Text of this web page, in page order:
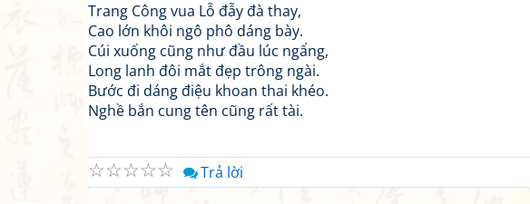
Trang Công vua Lỗ đẫy đà thay,
Cao lớn khôi ngô phô dáng bày.
Cúi xuống cũng như đầu lúc ngẩng,
Long lanh đôi mắt đẹp trông ngài.
Bước đi dáng điệu khoan thai khéo.
Nghề bắn cung tên cũng rất tài.
☆
☆
☆
☆
☆ Trả lời